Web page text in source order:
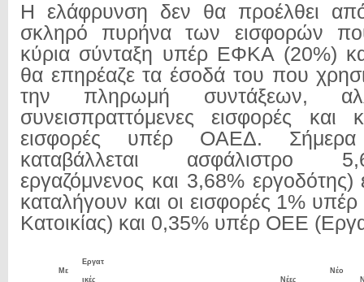
Η ελάφρυνση δεν θα προέλθει
σκληρό πυρήνα των εισφορών
κύρια σύνταξη υπέρ ΕΦΚΑ (20%)
θα επηρέαζε τα έσοδά του που
την πληρωμή συντάξεων,
συνεισπραττόμενες εισφορές και
εισφορές υπέρ ΟΑΕΔ.
καταβάλλεται ασφάλιστρο
εργαζόμνενος και 3,68%
καταλήγουν και οι εισφορές 1%
Κατοικίας) και 0,35% υπέρ ΟΕΕ
Με
Εργατ
ικές Νέες
Νέο